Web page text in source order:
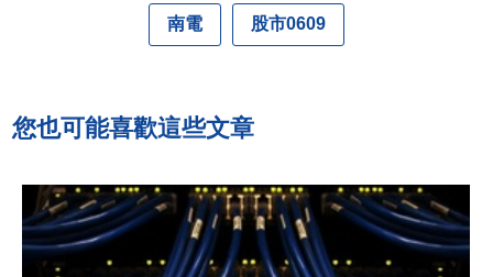
南電 股市0609
您也可能喜歡這些文章